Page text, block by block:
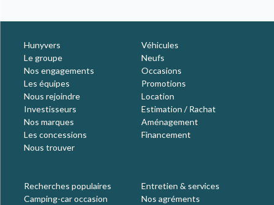
Hunyvers
Le groupe
Nos engagements
Les équipes
Nous rejoindre
Investisseurs
Nos marques
Les concessions
Nous trouver
Véhicules
Neufs
Occasions
Promotions
Location
Estimation / Rachat
Aménagement
Financement
Recherches populaires
Camping-car occasion
Entretien & services
Nos agréments